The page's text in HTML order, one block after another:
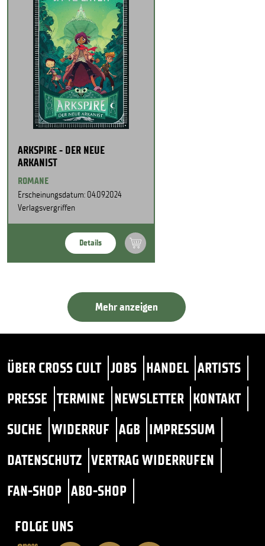
ARKSPIRE - DER NEUE
ARKANIST
ROMANE
Erscheinungsdatum: 04.09.2024
Verlagsvergriffen
Details
Mehr anzeigen
ÜBER CROSS CULT JOBS HANDEL ARTISTS
PRESSE TERMINE NEWSLETTER KONTAKT
SUCHE WIDERRUF AGB IMPRESSUM
DATENSCHUTZ VERTRAG WIDERRUFEN
FAN-SHOP ABO-SHOP
FOLGE UNS